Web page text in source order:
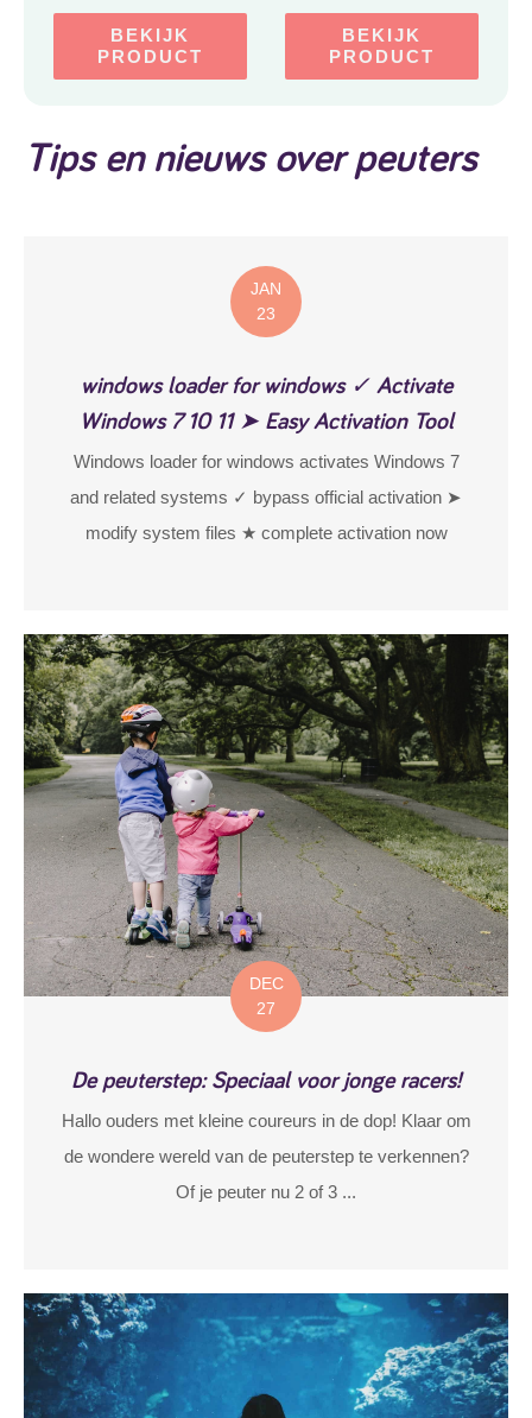
BEKIJK
PRODUCT
BEKIJK
PRODUCT
Tips en nieuws over peuters
JAN
23
windows loader for windows ✓ Activate
Windows 7 10 11 ➤ Easy Activation Tool
Windows loader for windows activates Windows 7
and related systems ✓ bypass official activation ➤
modify system files ★ complete activation now
DEC
27
De peuterstep: Speciaal voor jonge racers!
Hallo ouders met kleine coureurs in de dop! Klaar om
de wondere wereld van de peuterstep te verkennen?
Of je peuter nu 2 of 3 ...